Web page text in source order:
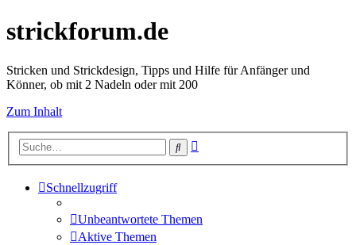
strickforum.de
Stricken und Strickdesign, Tipps und Hilfe für Anfänger und
Könner, ob mit 2 Nadeln oder mit 200
Zum Inhalt
Suche
Schnellzugriff
Unbeantwortete Themen
Aktive Themen